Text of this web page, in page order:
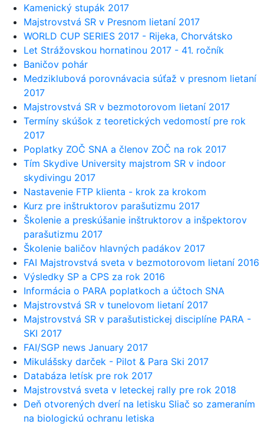
Kamenický stupák 2017
Majstrovstvá SR v Presnom lietaní 2017
WORLD CUP SERIES 2017 - Rijeka, Chorvátsko
Let Strážovskou hornatinou 2017 - 41. ročník
Baničov pohár
Medziklubová porovnávacia súťaž v presnom lietaní
2017
Majstrovstvá SR v bezmotorovom lietaní 2017
Termíny skúšok z teoretických vedomostí pre rok
2017
Poplatky ZOČ SNA a členov ZOČ na rok 2017
Tím Skydive University majstrom SR v indoor
skydivingu 2017
Nastavenie FTP klienta - krok za krokom
Kurz pre inštruktorov parašutizmu 2017
Školenie a preskúšanie inštruktorov a inšpektorov
parašutizmu 2017
Školenie baličov hlavných padákov 2017
FAI Majstrovstvá sveta v bezmotorovom lietaní 2016
Výsledky SP a CPS za rok 2016
Informácia o PARA poplatkoch a účtoch SNA
Majstrovstvá SR v tunelovom lietaní 2017
Majstrovstvá SR v parašutistickej disciplíne PARA -
SKI 2017
FAI/SGP news January 2017
Mikulášsky darček - Pilot & Para Ski 2017
Databáza letísk pre rok 2017
Majstrovstvá sveta v leteckej rally pre rok 2018
Deň otvorených dverí na letisku Sliač so zameraním
na biologickú ochranu letiska